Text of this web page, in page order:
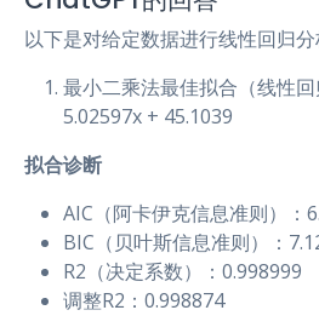
以下是对给定数据进行线性回归分
最小二乘法最佳拟合（线性
5.02597x + 45.1039
拟合诊断
AIC（阿卡伊克信息准则）：
BIC（贝叶斯信息准则）：
R2（决定系数）：0.998999
调整R2：0.998874